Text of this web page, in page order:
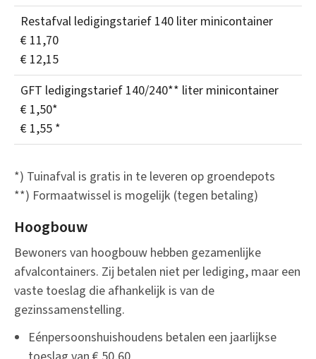
Restafval ledigingstarief 140 liter minicontainer
€ 11,70
€ 12,15
GFT ledigingstarief 140/240** liter minicontainer
€ 1,50*
€ 1,55 *
*) Tuinafval is gratis in te leveren op groendepots
**) Formaatwissel is mogelijk (tegen betaling)
Hoogbouw
Bewoners van hoogbouw hebben gezamenlijke
afvalcontainers. Zij betalen niet per lediging, maar een
vaste toeslag die afhankelijk is van de
gezinssamenstelling.
Eénpersoonshuishoudens betalen een jaarlijkse